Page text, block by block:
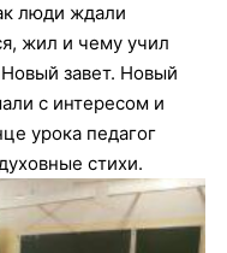
люди ждали
жил и чему учил
завет. Новый
с интересом и
урока педагог
стихи.